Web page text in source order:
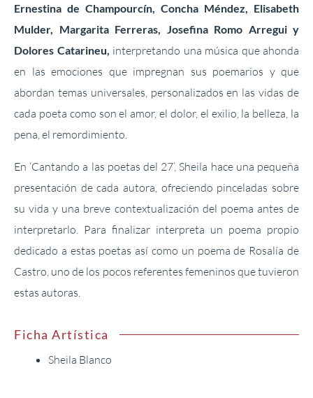
Ernestina de Champourcín, Concha Méndez, Elisabeth
Mulder, Margarita Ferreras, Josefina Romo Arregui y
Dolores Catarineu, interpretando una música que ahonda
en las emociones que impregnan sus poemarios y que
abordan temas universales, personalizados en las vidas de
cada poeta como son el amor, el dolor, el exilio, la belleza, la
pena, el remordimiento.
En ‘Cantando a las poetas del 27’, Sheila hace una pequeña
presentación de cada autora, ofreciendo pinceladas sobre
su vida y una breve contextualización del poema antes de
interpretarlo. Para finalizar interpreta un poema propio
dedicado a estas poetas así como un poema de Rosalía de
Castro, uno de los pocos referentes femeninos que tuvieron
estas autoras.
Ficha Artística
Sheila Blanco